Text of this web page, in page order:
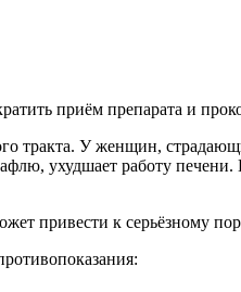
приём препарата и
тракта. У женщин,
ухудшает работу
привести к серьёзному